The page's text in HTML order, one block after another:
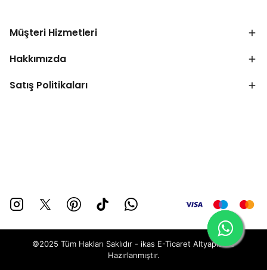
Müşteri Hizmetleri
Hakkımızda
Satış Politikaları
©2025 Tüm Hakları Saklıdır - ikas E-Ticaret Altyapısı ile
Hazırlanmıştır.